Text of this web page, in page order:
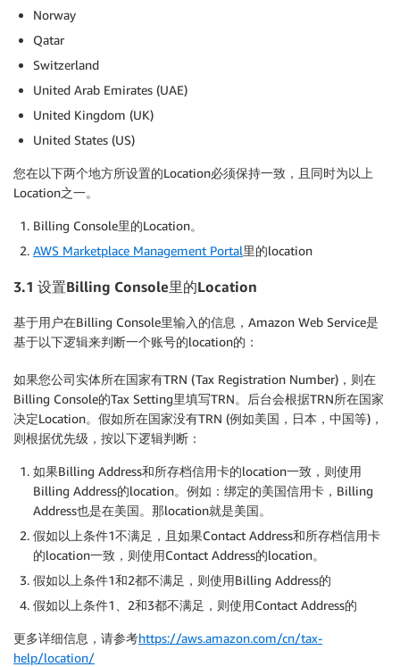
Norway
Qatar
Switzerland
United Arab Emirates (UAE)
United Kingdom (UK)
United States (US)
您在以下两个地方所设置的Location必须保持一致，且同时为以上
Location之一。
Billing Console里的Location。
AWS Marketplace Management Portal里的location
3.1 设置Billing Console里的Location
基于用户在Billing Console里输入的信息，Amazon Web Service是
基于以下逻辑来判断一个账号的location的：
如果您公司实体所在国家有TRN (Tax Registration Number)，则在
Billing Console的Tax Setting里填写TRN。后台会根据TRN所在国家
决定Location。假如所在国家没有TRN (例如美国，日本，中国等)，
则根据优先级，按以下逻辑判断：
如果Billing Address和所存档信用卡的location一致，则使用
Billing Address的location。例如：绑定的美国信用卡，Billing
Address也是在美国。那location就是美国。
假如以上条件1不满足，且如果Contact Address和所存档信用卡
的location一致，则使用Contact Address的location。
假如以上条件1和2都不满足，则使用Billing Address的
假如以上条件1、2和3都不满足，则使用Contact Address的
更多详细信息，请参考https://aws.amazon.com/cn/tax-
help/location/